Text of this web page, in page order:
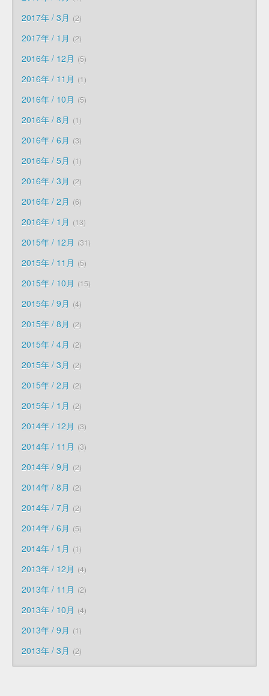
2017年 / 3月 2
2017年 / 1月 2
2016年 / 12月 5
2016年 / 11月 1
2016年 / 10月 5
2016年 / 8月 1
2016年 / 6月 3
2016年 / 5月 1
2016年 / 3月 2
2016年 / 2月 6
2016年 / 1月 13
2015年 / 12月 31
2015年 / 11月 5
2015年 / 10月 15
2015年 / 9月 4
2015年 / 8月 2
2015年 / 4月 2
2015年 / 3月 2
2015年 / 2月 2
2015年 / 1月 2
2014年 / 12月 3
2014年 / 11月 3
2014年 / 9月 2
2014年 / 8月 2
2014年 / 7月 2
2014年 / 6月 5
2014年 / 1月 1
2013年 / 12月 4
2013年 / 11月 2
2013年 / 10月 4
2013年 / 9月 1
2013年 / 3月 2